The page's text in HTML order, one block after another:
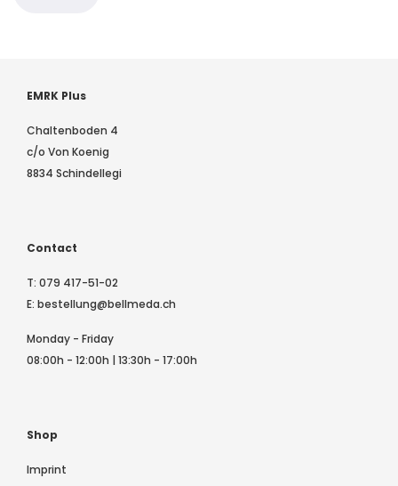
EMRK Plus
Chaltenboden 4
c/o Von Koenig
8834 Schindellegi
Contact
T: 079 417-51-02
E: bestellung@bellmeda.ch
Monday - Friday
08:00h - 12:00h | 13:30h - 17:00h
Shop
Imprint